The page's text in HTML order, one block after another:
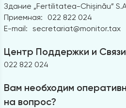
Здание „Fertilitatea-Chișinău”
Приемная:
022 822 024
E-mail: secretariat@monitor.tax
Центр Поддержки и
022 822 024
Вам необходим
на вопрос?